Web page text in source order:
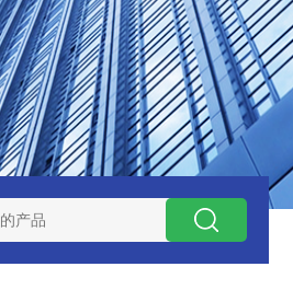
泥机选型 周边传动半桥式刮泥机